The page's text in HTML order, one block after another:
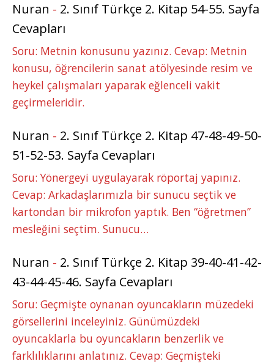
Nuran - 2. Sınıf Türkçe 2. Kitap 54-55. Sayfa
Cevapları
Soru: Metnin konusunu yazınız. Cevap: Metnin
konusu, öğrencilerin sanat atölyesinde resim ve
heykel çalışmaları yaparak eğlenceli vakit
geçirmeleridir.
Nuran - 2. Sınıf Türkçe 2. Kitap 47-48-49-50-
51-52-53. Sayfa Cevapları
Soru: Yönergeyi uygulayarak röportaj yapınız.
Cevap: Arkadaşlarımızla bir sunucu seçtik ve
kartondan bir mikrofon yaptık. Ben “öğretmen”
mesleğini seçtim. Sunucu…
Nuran - 2. Sınıf Türkçe 2. Kitap 39-40-41-42-
43-44-45-46. Sayfa Cevapları
Soru: Geçmişte oynanan oyuncakların müzedeki
görsellerini inceleyiniz. Günümüzdeki
oyuncaklarla bu oyuncakların benzerlik ve
farklılıklarını anlatınız. Cevap: Geçmişteki